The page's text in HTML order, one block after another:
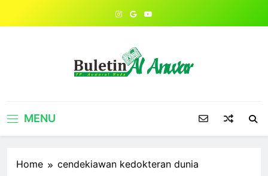
MENU
Home cendekiawan kedokteran dunia